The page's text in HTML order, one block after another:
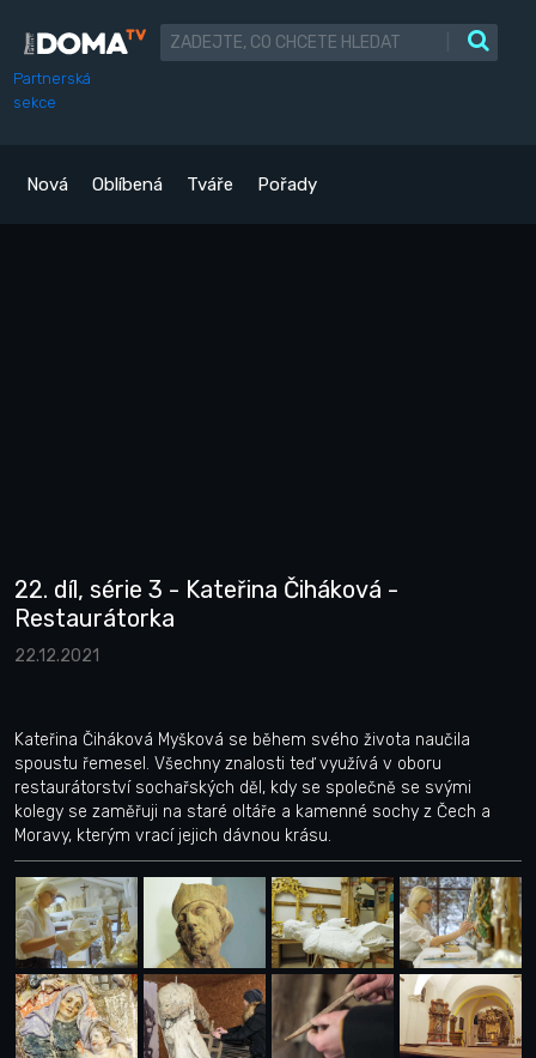
Partnerská
sekce
Nová Oblíbená Tváře Pořady
22. díl, série 3 - Kateřina Čiháková -
Restaurátorka
22.12.2021
Kateřina Čiháková Myšková se během svého života naučila
spoustu řemesel. Všechny znalosti teď využívá v oboru
restaurátorství sochařských děl, kdy se společně se svými
kolegy se zaměřuji na staré oltáře a kamenné sochy z Čech a
Moravy, kterým vrací jejich dávnou krásu.